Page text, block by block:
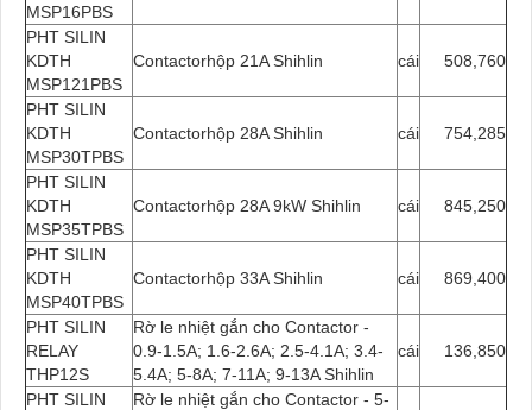
MSP16PBS
PHT SILIN
KDTH
MSP121PBS
Contactorhộp 21A Shihlin cái 508,760
PHT SILIN
KDTH
MSP30TPBS
Contactorhộp 28A Shihlin cái 754,285
PHT SILIN
KDTH
MSP35TPBS
Contactorhộp 28A 9kW Shihlin cái 845,250
PHT SILIN
KDTH
MSP40TPBS
Contactorhộp 33A Shihlin cái 869,400
PHT SILIN
RELAY
THP12S
Rờ le nhiệt gắn cho Contactor -
0.9-1.5A; 1.6-2.6A; 2.5-4.1A; 3.4-
5.4A; 5-8A; 7-11A; 9-13A Shihlin
cái 136,850
PHT SILIN
Rờ le nhiệt gắn cho Contactor - 5-